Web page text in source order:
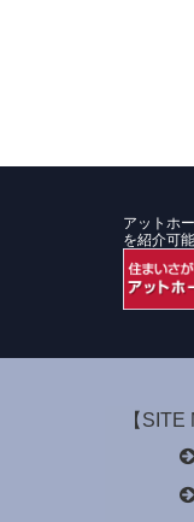
アットホ
を紹介可能
【SITE